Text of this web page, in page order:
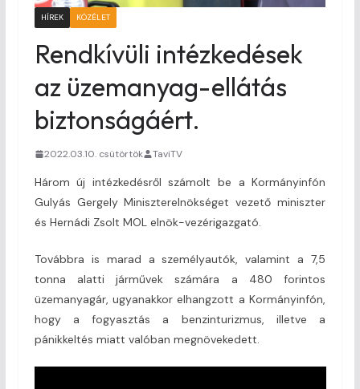
HÍREK KÖZÉLET
Rendkívüli intézkedések
az üzemanyag-ellátás
biztonságáért.
2022.03.10. csütörtök TaviTV
Három új intézkedésről számolt be a Kormányinfón
Gulyás Gergely Miniszterelnökséget vezető miniszter
és Hernádi Zsolt MOL elnök-vezérigazgató.
Továbbra is marad a személyautók, valamint a 7,5
tonna alatti járművek számára a 480 forintos
üzemanyagár, ugyanakkor elhangzott a Kormányinfón,
hogy a fogyasztás a benzinturizmus, illetve a
pánikkeltés miatt valóban megnövekedett.